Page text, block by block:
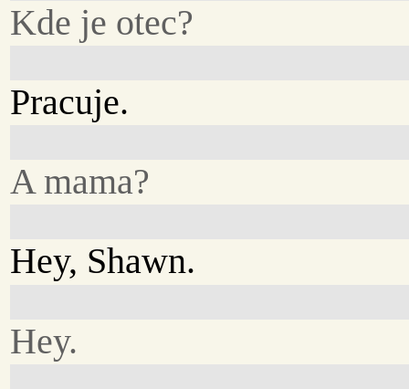
Kde je otec?
Pracuje.
A mama?
Hey, Shawn.
Hey.